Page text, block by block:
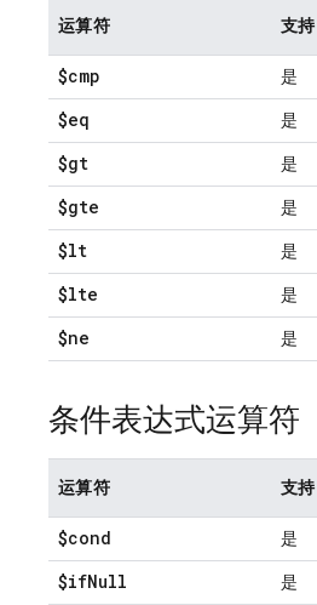
运算符 支持
$cmp 是
$eq 是
$gt 是
$gte 是
$lt 是
$lte 是
$ne 是
条件表达式运算符
运算符 支持
$cond 是
$ifNull 是